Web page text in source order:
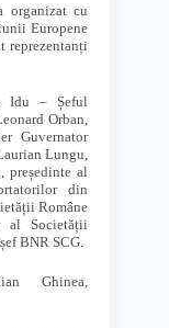
organizat cu
Europene
reprezentanți
Idu – Șeful
Orban,
Guvernator
Lungu,
președinte al
din
Române
al Societății
BNR SCG.
Ghinea,